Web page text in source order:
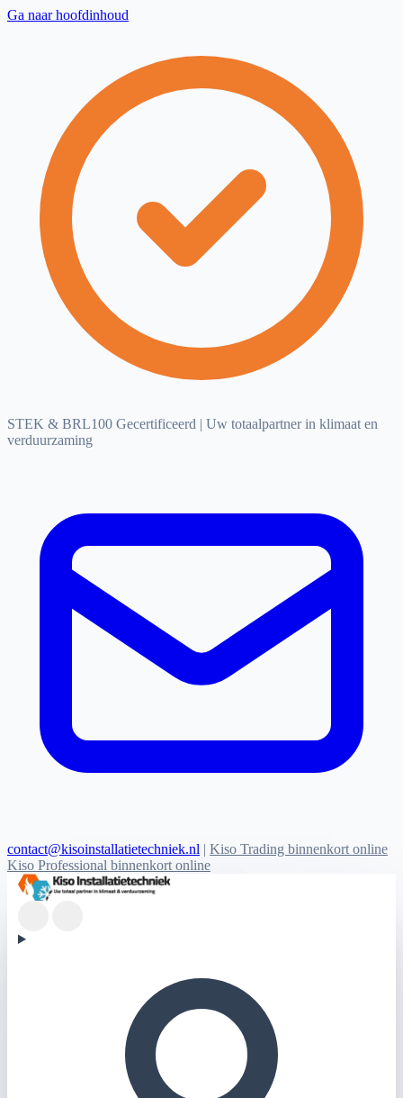
Ga naar hoofdinhoud
STEK & BRL100 Gecertificeerd | Uw totaalpartner in klimaat en
verduurzaming
contact@kisoinstallatietechniek.nl | Kiso Trading binnenkort online
Kiso Professional binnenkort online